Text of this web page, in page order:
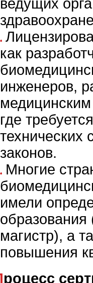
ведущих
как
инженеров,
где
технических
законов.
Многие
имели
образования
магистр), а
повышения
и